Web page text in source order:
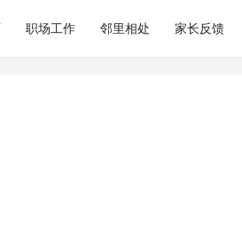
职场工作 邻里相处 家长反馈